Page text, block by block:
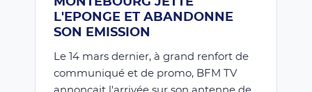
L'EPONGE ET ABANDONNE
SON EMISSION
Le 14 mars dernier, à grand renfort de
communiqué et de promo, BFM TV